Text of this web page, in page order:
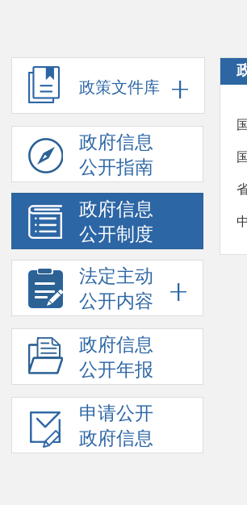
政策文件库
政府信息
公开指南
政府信息
公开制度
法定主动
公开内容
政府信息
公开年报
申请公开
政府信息